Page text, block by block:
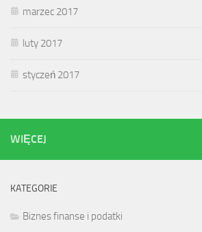
marzec 2017
luty 2017
styczeń 2017
WIĘCEJ
KATEGORIE
Biznes finanse i podatki